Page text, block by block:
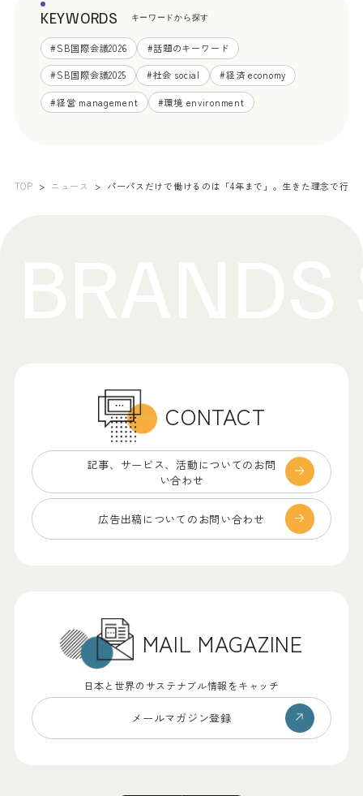
KEYWORDS キーワードから探す
#SB国際会議2026 #話題のキーワード
#SB国際会議2025 #社会 social #経済 economy
#経営 management #環境 environment
TOP ニュース パーパスだけで働けるのは「4年まで」。生きた理念で行動
CONTACT
記事、サービス、 活動についてのお問
い合わせ
広告出稿についての お問い合わせ
MAIL MAGAZINE
日本と世界のサステナブル情報をキャッチ
メールマガジン登録